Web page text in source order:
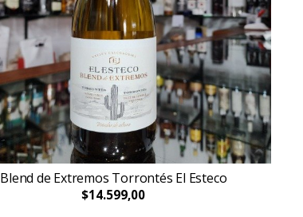
Blend de Extremos Torrontés El Esteco
$14.599,00